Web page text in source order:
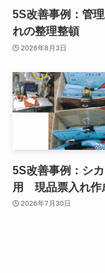
5S改善事例：管
れの整理整頓
2026年8月3日
5S改善事例：シ
用 現品票入れ作
2026年7月30日